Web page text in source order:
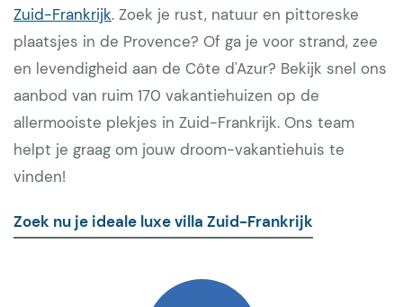
Zuid-Frankrijk. Zoek je rust, natuur en pittoreske
plaatsjes in de Provence? Of ga je voor strand, zee
en levendigheid aan de Côte d'Azur? Bekijk snel ons
aanbod van ruim 170 vakantiehuizen op de
allermooiste plekjes in Zuid-Frankrijk. Ons team
helpt je graag om jouw droom-vakantiehuis te
vinden!
Zoek nu je ideale luxe villa Zuid-Frankrijk